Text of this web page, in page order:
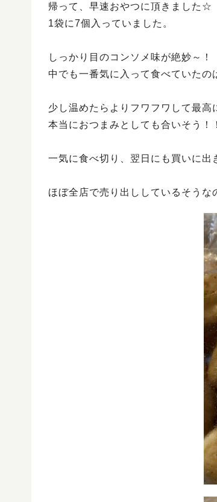
帰って、早速おやつに頂きました☆
1袋に7個入っていました。
しっかり目のコンソメ味が絶妙～！
中でも一番気に入って食べていた
少し温めたらよりフワフワして最高
本当におつまみとしても合いそう！！
一気に食べ切り、翌日にも買いに出
ほぼ全店で売り出ししているそうな